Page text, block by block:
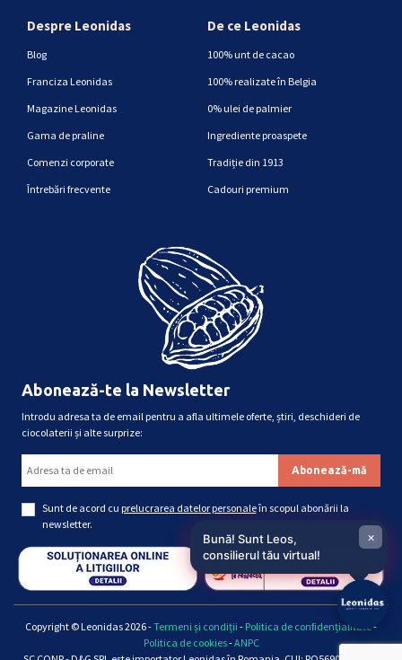
Despre Leonidas
Blog
Franciza Leonidas
Magazine Leonidas
Gama de praline
Comenzi corporate
Întrebări frecvente
De ce Leonidas
100% unt de cacao
100% realizate în Belgia
0% ulei de palmier
Ingrediente proaspete
Tradiție din 1913
Cadouri premium
Abonează-te la Newsletter
Introdu adresa ta de email pentru a afla ultimele oferte, știri, deschideri de
ciocolaterii și alte surprize:
Sunt de acord cu prelucrarea datelor personaleîn scopul abonării la
newsletter.
Copyright © Leonidas 2026 -Termeni și condiții - Politica de confidențialitate-
Politica de cookies-ANPC
Bună! Sunt Leos,
consilierul tău virtual!
×